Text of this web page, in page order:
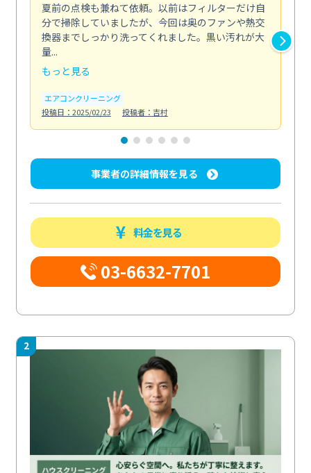
夏前の点検も兼ねて依頼。以前はフィルターだけ自
分で掃除していましたが、今回は奥のファンや熱交
換器までしっかり洗ってくれました。黒い汚れが大
量...
もっと見る
エアコンクリーニング
投稿日：2025/02/23
投稿者：吉村
事業者の詳細情報を見る
料金を見る
03-6632-7701
2